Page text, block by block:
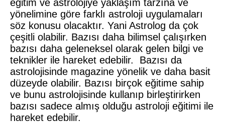
eğitim ve astrolojiye yaklaşım tarzına ve
yönelimine göre farklı astroloji uygulamaları
söz konusu olacaktır. Yani Astrolog da çok
çeşitli olabilir. Bazısı daha bilimsel çalışırken
bazısı daha geleneksel olarak gelen bilgi ve
teknikler ile hareket edebilir. Bazısı da
astrolojisinde magazine yönelik ve daha basit
düzeyde olabilir. Bazısı birçok eğitime sahip
ve bunu astrolojisinde kullanıp birleştirirken
bazısı sadece almış olduğu astroloji eğitimi ile
hareket edebilir.